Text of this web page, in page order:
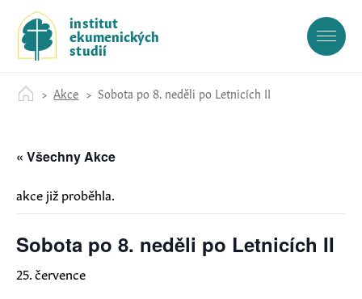
institut
ekumenických
studií
Akce Sobota po 8. neděli po Letnicích II
« Všechny Akce
akce již proběhla.
Sobota po 8. neděli po Letnicích II
25. července